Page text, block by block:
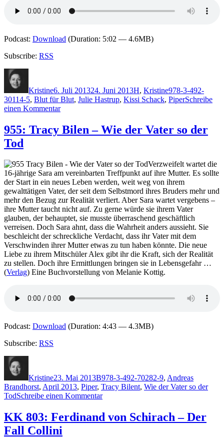
Podcast: Download (Duration: 5:02 — 4.6MB)
Subscribe: RSS
Kristine6. Juli 201324. Juni 2013H, Kristine978-3-492-
30114-5, Blut für Blut, Julie Hastrup, Kissi Schack, PiperSchreibe
einen Kommentarzu
Julie
Hastrup
für
Blut
955: Tracy Bilen – Wie der Vater so der
Tod
Verzweifelt wartet die
16-jährige Sara am vereinbarten Treffpunkt auf ihre Mutter. Es sollte
der Start in ein neues Leben werden, weit weg von ihrem
gewalttätigen Vater, der seit dem Selbstmord ihres Bruders mehr und
mehr den Bezug zur Realität verliert. Aber Sara wartet vergebens –
ihre Mutter taucht nicht auf. Zu gerne würde sie ihrem Vater
glauben, der behauptet, sie musste überraschend geschäftlich
verreisen. Doch Sara ahnt, dass die Wahrheit anders aussieht. Sie
beschleicht der schreckliche Verdacht, dass ihr Vater mit dem
Verschwinden ihrer Mutter etwas zu tun haben könnte. Die neue
Liebe zu ihrem Mitschüler Alex gibt ihr die Kraft, sich der Realität
zu stellen. Doch ihre Ermittlungen bringen sie in Lebensgefahr …
(Verlag) Eine Buchvorstellung von Melanie Kottig.
Podcast: Download (Duration: 4:43 — 4.3MB)
Subscribe: RSS
Kristine23. Mai 2013B978-3-492-70282-9, Andreas
Brandhorst, April 2013, Piper, Tracy Bilent, Wie der Vater so der
TodSchreibe einen Kommentarzu
Tracy
Bilen
KK 803: Ferdinand von Schirach – Der
Fall Collini